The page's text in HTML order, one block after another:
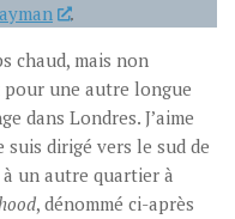
.
chaud, mais non
pour une autre longue
dans Londres. J’aime
dirigé vers le sud de
un autre quartier à
, dénommé ci-après